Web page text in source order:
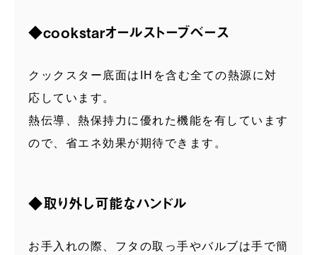
◆cookstarオールストーブベース
クックスター底面はIHを含む全ての熱源に対
応しています。
熱伝導、熱保持力に優れた機能を有しています
ので、省エネ効果が期待できます。
◆取り外し可能なハンドル
お手入れの際、フタの取っ手やバルブは手で簡